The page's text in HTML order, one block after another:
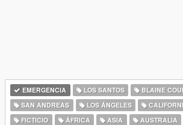
EMERGENCIA LOS SANTOS
BLAINE
SAN ANDREAS
LOS ÁNGELES
FICTICIO
ÁFRICA ASIA AUSTRALIA